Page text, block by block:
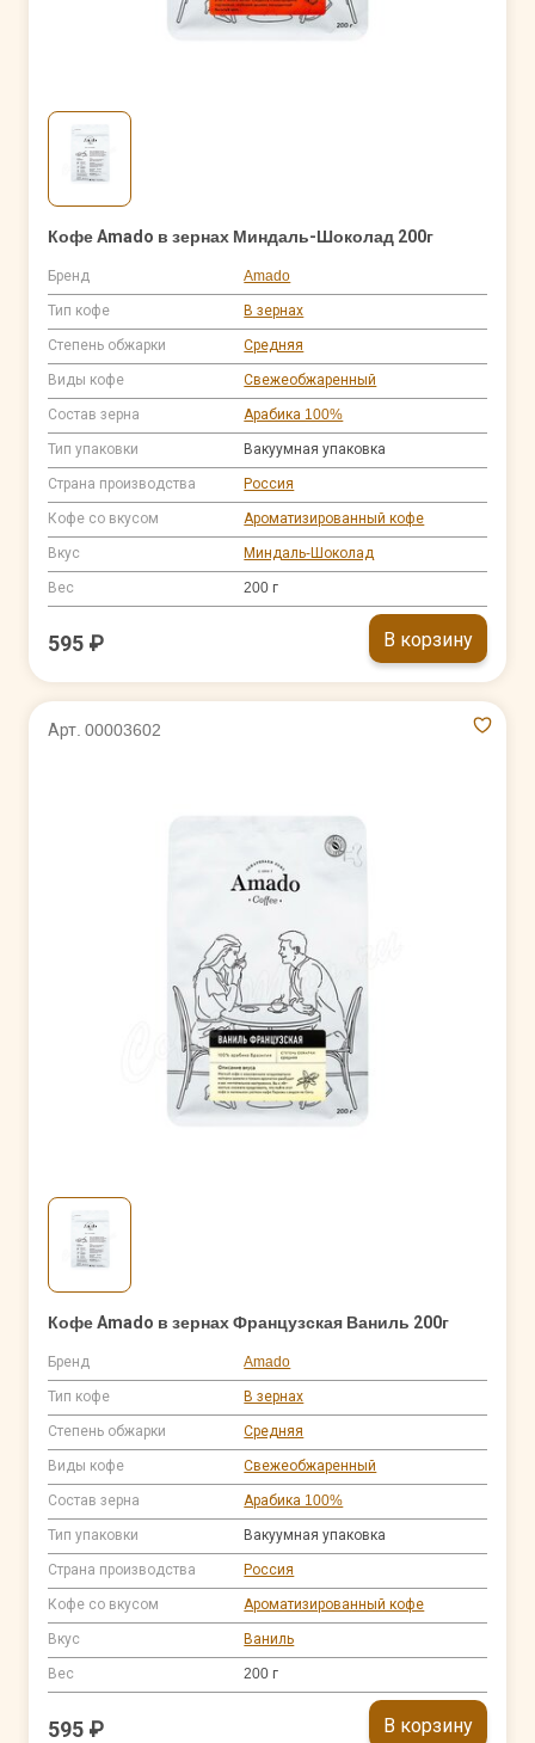
Кофе Amado в зернах Миндаль-Шоколад 200г
Бренд Amado
Тип кофе В зернах
Степень обжарки Средняя
Виды кофе Свежеобжаренный
Состав зерна Арабика 100%
Тип упаковки Вакуумная упаковка
Страна производства Россия
Кофе со вкусом Ароматизированный кофе
Вкус Миндаль-Шоколад
Вес 200 г
595 ₽ В корзину
Арт. 00003602
Кофе Amado в зернах Французская Ваниль 200г
Бренд Amado
Тип кофе В зернах
Степень обжарки Средняя
Виды кофе Свежеобжаренный
Состав зерна Арабика 100%
Тип упаковки Вакуумная упаковка
Страна производства Россия
Кофе со вкусом Ароматизированный кофе
Вкус Ваниль
Вес 200 г
595 ₽ В корзину